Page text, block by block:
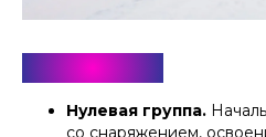
Сноуборд
Нулевая группа.
со снаряжением,